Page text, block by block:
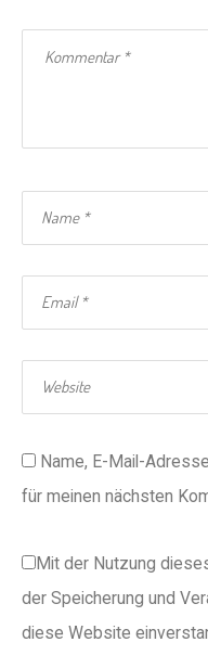
Name, E-Mail-
für meinen nächsten
Mit der Nutzung
der Speicherung und
diese Website